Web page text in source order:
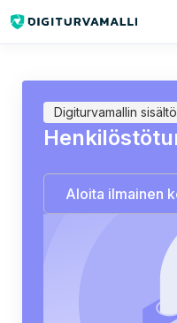
Digiturvamallin
Aloita ilmainen